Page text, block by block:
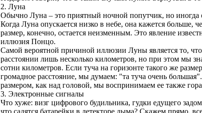
2. Луна
Обычно Луна – это приятный ночной попутчик, но иногда
Когда Луна опускается низко в небе, она кажется больше,
размер, конечно, остается неизменным. Это явление
иллюзия Понцо.
Самой вероятной причиной иллюзии Луны является то,
расстоянии лишь несколько километров, но при этом мы
сотни километров. Если туча на горизонте такого же
громадное расстояние, мы думаем: "та туча очень
размером, как над головой, мы воспринимаем ее также
3. Электронные сигналы
Что хуже: визг цифрового будильника, гудки едущего
что садятся батарейки в детекторе дыма? Скажем прямо,